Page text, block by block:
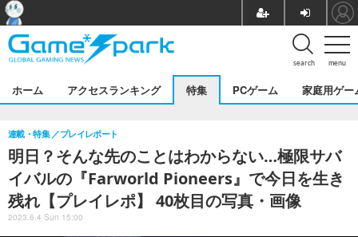
menu
search
ホーム アクセスランキング 特集 PCゲーム 家庭用ゲー
明日？そんな先のことはわからない…極限サバ
イバルの『Farworld Pioneers』で今日を生き
残れ【プレイレポ】 40枚目の写真・画像
連載・特集 プレイレポート
2023.6.4 Sun 15:00